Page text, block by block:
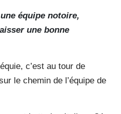
équipe notoire,
une bonne
c’est au tour de
le chemin de l’équipe de